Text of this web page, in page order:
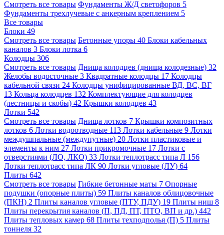
Смотреть все товары Фундаменты Ж/Д светофоров 5
Фундаменты трехлучевые с анкерным креплением 5
Все товары
Блоки 49
Смотреть все товары Бетонные упоры 40 Блоки кабельных
каналов 3 Блоки лотка 6
Колодцы 306
Смотреть все товары Днища колодцев (днища колодезные) 32
Желобы водосточные 3 Квадратные колодцы 17 Колодцы
кабельной связи 24 Колодцы унифицированные ВД, ВС, ВГ
13 Кольца колодцев 132 Комплектующие для колодцев
(лестницы и скобы) 42 Крышки колодцев 43
Лотки 542
Смотреть все товары Днища лотков 7 Крышки композитных
лотков 6 Лотки водоотводные 113 Лотки кабельные 9 Лотки
междушпальные (междупутные) 20 Лотки пластиковые и
элементы к ним 27 Лотки прикромочные 17 Лотки с
отверстиями (ЛО, ЛКО) 33 Лотки теплотрасс типа Л 156
Лотки теплотрасс типа ЛК 90 Лотки угловые (ЛУ) 64
Плиты 642
Смотреть все товары Гибкие бетонные маты 7 Опорные
подушки (опорные плиты) 59 Плиты каналов облицовочные
(ПКН) 2 Плиты каналов угловые (ПТУ, ПДУ) 19 Плиты ниш 8
Плиты перекрытия каналов (П, ПД, ПТ, ПТО, ВП и др.) 442
Плиты тепловых камер 68 Плиты техподполья (П) 5 Плиты
тоннеля 32